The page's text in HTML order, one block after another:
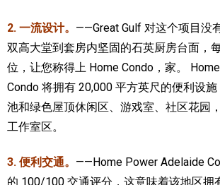
2. 一流设计。 ——Great Gulf 对这个项目没
双高大堂到套房内坚固的石英厨房台面，
位，让您称得上 Home Condo，家。
Condo 将拥有 20,000 平方英尺的便利设
池和绿色屋顶休闲区、游戏室、社区花园
工作室区。
3. 便利交通。 ——Home Power Adelaide
的 100/100 交通评分，这意味着该地区拥